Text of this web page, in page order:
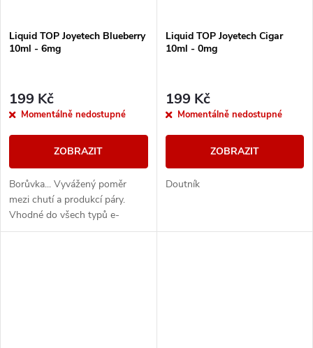
Liquid TOP Joyetech Blueberry
10ml - 6mg
199 Kč
Momentálně nedostupné
ZOBRAZIT
Borůvka... Vyvážený poměr
mezi chutí a produkcí páry.
Vhodné do všech typů e-
cigaret
Liquid TOP Joyetech Cigar
10ml - 0mg
199 Kč
Momentálně nedostupné
ZOBRAZIT
Doutník